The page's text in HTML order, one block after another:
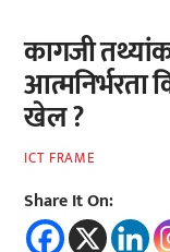
कागजी
खेल ?
ICT FRAME
Share It On: